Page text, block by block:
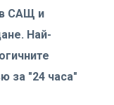
в САЩ и
Най-
за "24 часа"